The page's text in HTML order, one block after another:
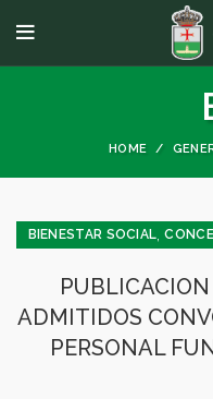
HOME
BIENESTAR SOCIAL ,
CONCEJALÍA JUVENTUD
ADMITIDOS
PERSONAL